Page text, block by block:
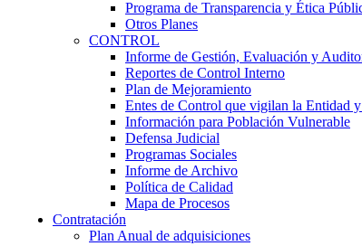
Programa de Transparencia y Ética
Otros Planes
CONTROL
Informe de Gestión, Evaluación y
Reportes de Control Interno
Plan de Mejoramiento
Entes de Control que vigilan la Entidad
Información para Población Vulnerable
Defensa Judicial
Programas Sociales
Informe de Archivo
Política de Calidad
Mapa de Procesos
Contratación
Plan Anual de adquisiciones